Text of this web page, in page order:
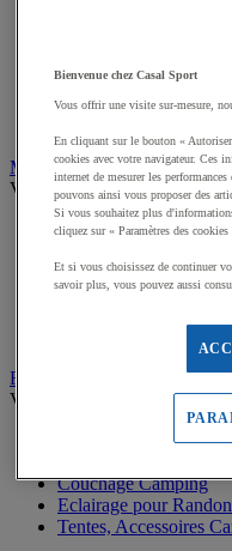
Accessoires Escalade,
Chaussons Escalade
Mobilité Urbaine
Voir tous les produits
Skateboards, rollers
Casques Vélo
Protections Rollers et
Randonnée et Camping
Voir tous les produits
Sacs à dos Randonnée
Couchage Camping
Eclairage pour
Tentes, Accessoires
Bienvenue chez Casal Sport
Vous offrir une visite sur-mesure,
En cliquant sur le bouton «
cookies avec votre navigateur. Ces
internet de mesurer les
pouvons ainsi vous proposer des
Si vous souhaitez plus
cliquez sur « Paramètres des cookies
Et si vous choisissez de continuer
savoir plus, vous pouvez aussi